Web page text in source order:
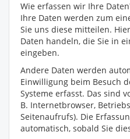
Wie erfassen wir Ihre
Ihre Daten werden zum
Sie uns diese mitteilen.
Daten handeln, die Sie in
eingeben.
Andere Daten werden
Einwilligung beim Besuch
Systeme erfasst. Das sind
B. Internetbrowser,
Seitenaufrufs). Die
automatisch, sobald Sie